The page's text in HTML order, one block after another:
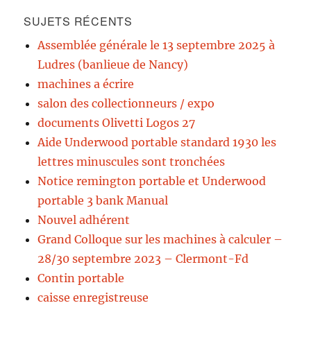
SUJETS RÉCENTS
Assemblée générale le 13 septembre 2025 à
Ludres (banlieue de Nancy)
machines a écrire
salon des collectionneurs / expo
documents Olivetti Logos 27
Aide Underwood portable standard 1930 les
lettres minuscules sont tronchées
Notice remington portable et Underwood
portable 3 bank Manual
Nouvel adhérent
Grand Colloque sur les machines à calculer –
28/30 septembre 2023 – Clermont-Fd
Contin portable
caisse enregistreuse